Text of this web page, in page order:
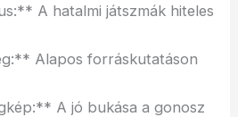
A hatalmi játszmák hiteles
Alapos forráskutatáson
A jó bukása a gonosz